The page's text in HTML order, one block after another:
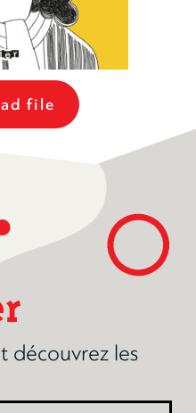
file
découvrez les